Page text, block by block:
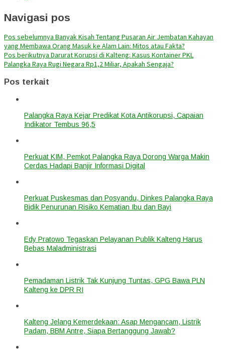
Navigasi pos
Pos sebelumnya Banyak Kisah Tentang Pusaran Air Jembatan Kahayan
yang Membawa Orang Masuk ke Alam Lain: Mitos atau Fakta?
Pos berikutnya Darurat Korupsi di Kalteng: Kasus Kontainer PKL
Palangka Raya Rugi Negara Rp1,2 Miliar, Apakah Sengaja?
Pos terkait
Palangka Raya Kejar Predikat Kota Antikorupsi, Capaian
Indikator Tembus 96,5
Perkuat KIM, Pemkot Palangka Raya Dorong Warga Makin
Cerdas Hadapi Banjir Informasi Digital
Perkuat Puskesmas dan Posyandu, Dinkes Palangka Raya
Bidik Penurunan Risiko Kematian Ibu dan Bayi
Edy Pratowo Tegaskan Pelayanan Publik Kalteng Harus
Bebas Maladministrasi
Pemadaman Listrik Tak Kunjung Tuntas, GPG Bawa PLN
Kalteng ke DPR RI
Kalteng Jelang Kemerdekaan: Asap Mengancam, Listrik
Padam, BBM Antre, Siapa Bertanggung Jawab?